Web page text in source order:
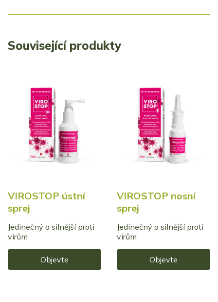
Související produkty
VIROSTOP ústní
sprej
Jedinečný a silnější proti
virům
Objevte
VIROSTOP nosní
sprej
Jedinečný a silnější proti
virům
Objevte